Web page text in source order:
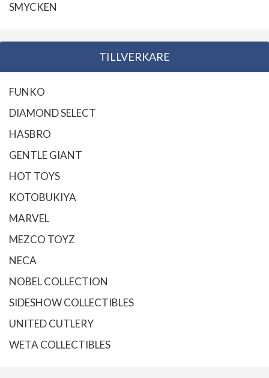
SMYCKEN
TILLVERKARE
FUNKO
DIAMOND SELECT
HASBRO
GENTLE GIANT
HOT TOYS
KOTOBUKIYA
MARVEL
MEZCO TOYZ
NECA
NOBEL COLLECTION
SIDESHOW COLLECTIBLES
UNITED CUTLERY
WETA COLLECTIBLES